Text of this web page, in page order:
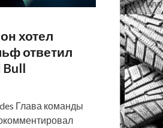
хотел
ответил
Bull
Глава команды